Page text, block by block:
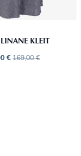
LINANE KLEIT
€ 169,00€